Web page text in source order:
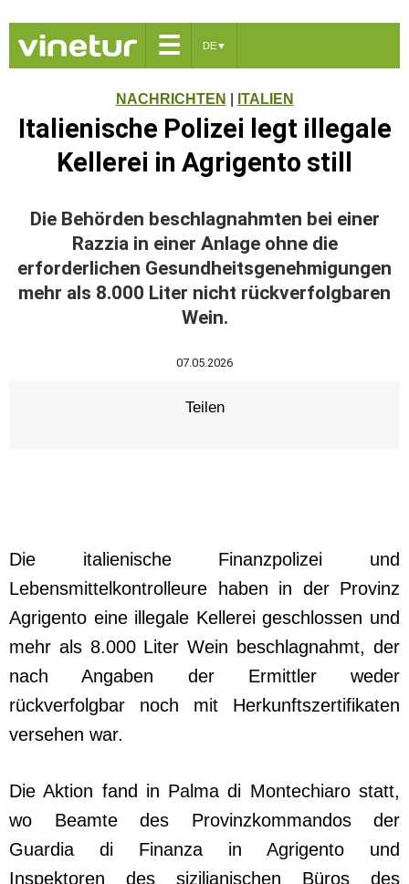
☰ DE▼
NACHRICHTEN ITALIEN
Italienische Polizei legt illegale
Kellerei in Agrigento still
Die Behörden beschlagnahmten bei einer
Razzia in einer Anlage ohne die
erforderlichen Gesundheitsgenehmigungen
mehr als 8.000 Liter nicht rückverfolgbaren
Wein.
07.05.2026
Teilen
Die italienische Finanzpolizei und
Lebensmittelkontrolleure haben in der Provinz
Agrigento eine illegale Kellerei geschlossen und
mehr als 8.000 Liter Wein beschlagnahmt, der
nach Angaben der Ermittler weder
rückverfolgbar noch mit Herkunftszertifikaten
versehen war.
Die Aktion fand in Palma di Montechiaro statt,
wo Beamte des Provinzkommandos der
Guardia di Finanza in Agrigento und
Inspektoren des sizilianischen Büros des